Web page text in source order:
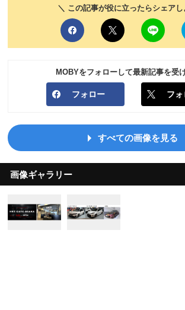
＼ この記事が役に立ったらシェアし
MOBYをフォローして最新記事を受
フォロー フ
すべての画像を見る
画像ギャラリー